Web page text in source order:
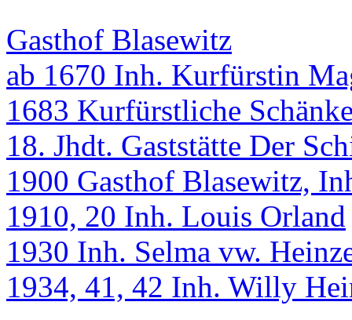
Gasthof Blasewitz
ab 1670 Inh. Kurfürstin
1683 Kurfürstliche
18. Jhdt. Gaststätte Der
1900 Gasthof Blasewitz,
1910, 20 Inh. Louis Orland
1930 Inh. Selma vw.
1934, 41, 42 Inh. Willy